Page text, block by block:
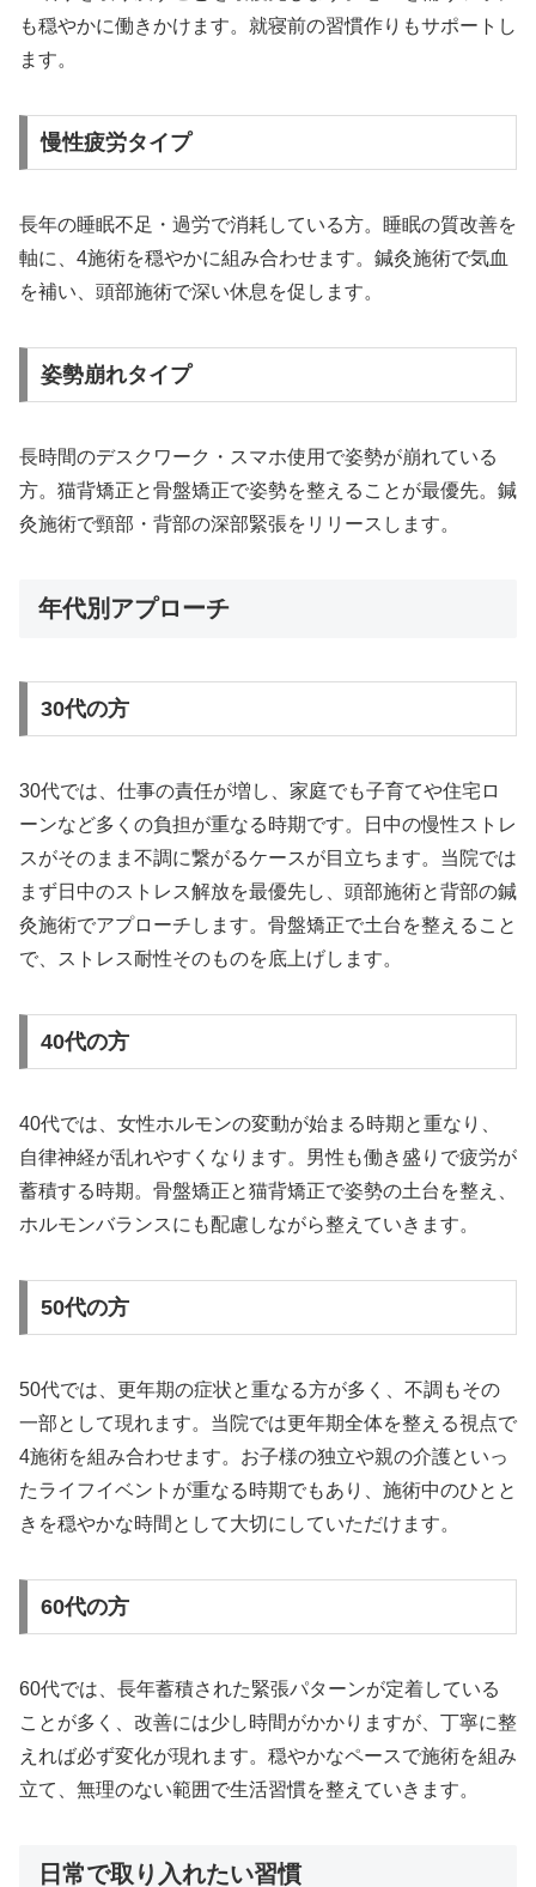
も穏やかに働きかけます。就寝前の習慣作りもサポートし
ます。
慢性疲労タイプ
長年の睡眠不足・過労で消耗している方。睡眠の質改善を
軸に、4施術を穏やかに組み合わせます。鍼灸施術で気血
を補い、頭部施術で深い休息を促します。
姿勢崩れタイプ
長時間のデスクワーク・スマホ使用で姿勢が崩れている
方。猫背矯正と骨盤矯正で姿勢を整えることが最優先。鍼
灸施術で頸部・背部の深部緊張をリリースします。
年代別アプローチ
30代の方
30代では、仕事の責任が増し、家庭でも子育てや住宅ロ
ーンなど多くの負担が重なる時期です。日中の慢性ストレ
スがそのまま不調に繋がるケースが目立ちます。当院では
まず日中のストレス解放を最優先し、頭部施術と背部の鍼
灸施術でアプローチします。骨盤矯正で土台を整えること
で、ストレス耐性そのものを底上げします。
40代の方
40代では、女性ホルモンの変動が始まる時期と重なり、
自律神経が乱れやすくなります。男性も働き盛りで疲労が
蓄積する時期。骨盤矯正と猫背矯正で姿勢の土台を整え、
ホルモンバランスにも配慮しながら整えていきます。
50代の方
50代では、更年期の症状と重なる方が多く、不調もその
一部として現れます。当院では更年期全体を整える視点で
4施術を組み合わせます。お子様の独立や親の介護といっ
たライフイベントが重なる時期でもあり、施術中のひとと
きを穏やかな時間として大切にしていただけます。
60代の方
60代では、長年蓄積された緊張パターンが定着している
ことが多く、改善には少し時間がかかりますが、丁寧に整
えれば必ず変化が現れます。穏やかなペースで施術を組み
立て、無理のない範囲で生活習慣を整えていきます。
日常で取り入れたい習慣